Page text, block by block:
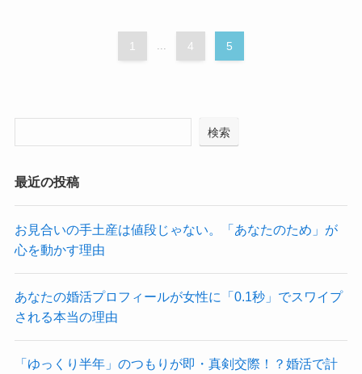
1 ... 4 5
検索
最近の投稿
お見合いの手土産は値段じゃない。「あなたのため」が
心を動かす理由
あなたの婚活プロフィールが女性に「0.1秒」でスワイプ
される本当の理由
「ゆっくり半年」のつもりが即・真剣交際！？婚活で計